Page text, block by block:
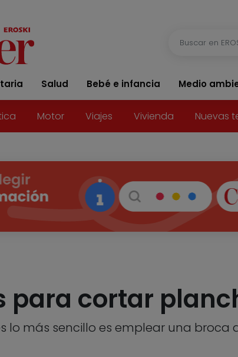
Salud Bebé e infancia Medio
Motor Viajes Vivienda Nuevas
para cortar
lo más sencillo es emplear una broca